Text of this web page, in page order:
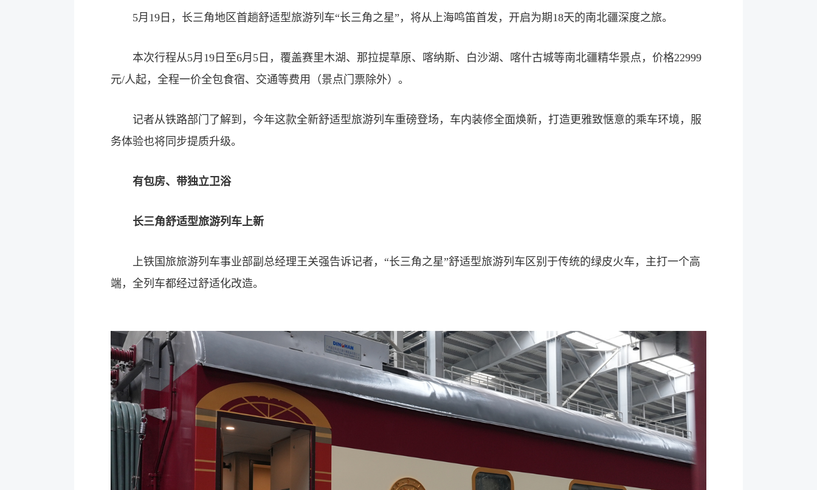
5月19日，长三角地区首趟舒适型旅游列车“长三角之星”，将从上海鸣笛首发，开启为期18天的南北疆深度之旅。
本次行程从5月19日至6月5日，覆盖赛里木湖、那拉提草原、喀纳斯、白沙湖、喀什古城等南北疆精华景点，价格22999
元/人起，全程一价全包食宿、交通等费用（景点门票除外）。
记者从铁路部门了解到，今年这款全新舒适型旅游列车重磅登场，车内装修全面焕新，打造更雅致惬意的乘车环境，服
务体验也将同步提质升级。
有包房、带独立卫浴
长三角舒适型旅游列车上新
上铁国旅旅游列车事业部副总经理王关强告诉记者，“长三角之星”舒适型旅游列车区别于传统的绿皮火车，主打一个高
端，全列车都经过舒适化改造。